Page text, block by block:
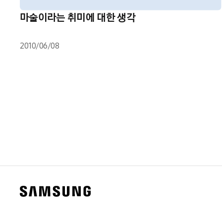
마술이라는 취미에 대한 생각
2010/06/08